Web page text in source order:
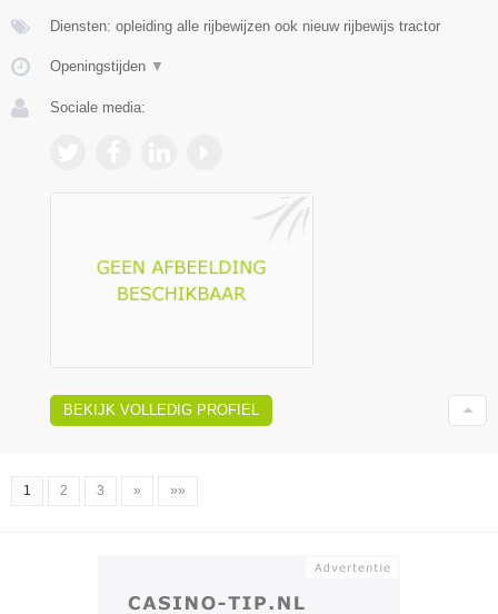
Diensten: opleiding alle rijbewijzen ook nieuw rijbewijs tractor
Openingstijden ▼
Sociale media:
BEKIJK VOLLEDIG PROFIEL
1 2 3 » »»